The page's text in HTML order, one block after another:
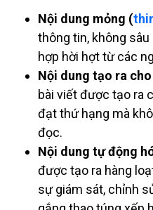
Nội dung mỏng (
thông tin, không
hợp hời hợt từ các
Nội dung tạo ra
bài viết được tạo ra
đạt thứ hạng mà
đọc.
Nội dung tự động
được tạo ra hàng
sự giám sát, chỉnh